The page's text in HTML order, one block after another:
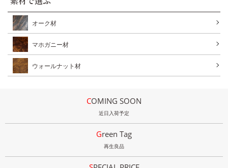
オーク材
マホガニー材
ウォールナット材
COMING SOON
近日入荷予定
Green Tag
再生良品